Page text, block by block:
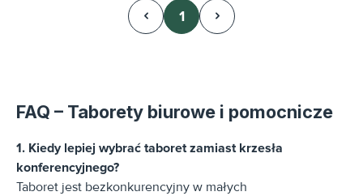
Strona
1
FAQ – Taborety biurowe i pomocnicze
1. Kiedy lepiej wybrać taboret zamiast krzesła
konferencyjnego?
Taboret jest bezkonkurencyjny w małych